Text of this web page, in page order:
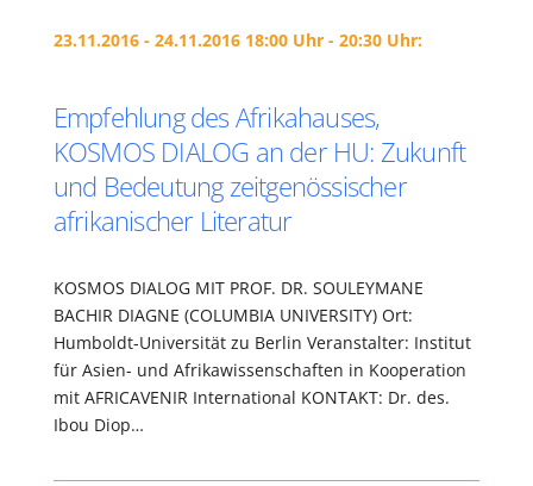
23.11.2016 - 24.11.2016 18:00 Uhr - 20:30 Uhr:
Empfehlung des Afrikahauses,
KOSMOS DIALOG an der HU: Zukunft
und Bedeutung zeitgenössischer
afrikanischer Literatur
KOSMOS DIALOG MIT PROF. DR. SOULEYMANE
BACHIR DIAGNE (COLUMBIA UNIVERSITY) Ort:
Humboldt-Universität zu Berlin Veranstalter: Institut
für Asien- und Afrikawissenschaften in Kooperation
mit AFRICAVENIR International KONTAKT: Dr. des.
Ibou Diop…